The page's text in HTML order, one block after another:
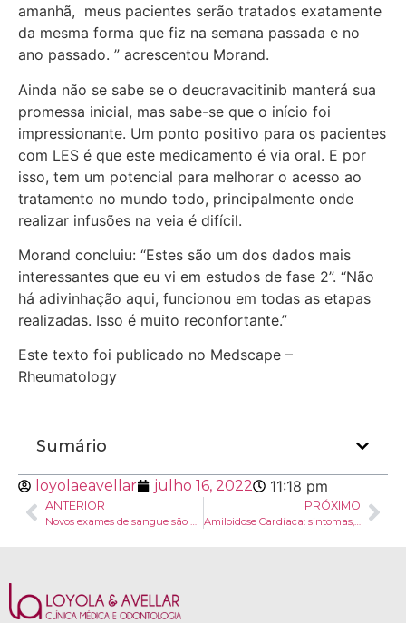
amanhã, meus pacientes serão tratados exatamente
da mesma forma que fiz na semana passada e no
ano passado. ” acrescentou Morand.
Ainda não se sabe se o deucravacitinib manterá sua
promessa inicial, mas sabe-se que o início foi
impressionante. Um ponto positivo para os pacientes
com LES é que este medicamento é via oral. E por
isso, tem um potencial para melhorar o acesso ao
tratamento no mundo todo, principalmente onde
realizar infusões na veia é difícil.
Morand concluiu: “Estes são um dos dados mais
interessantes que eu vi em estudos de fase 2”. “Não
há adivinhação aqui, funcionou em todas as etapas
realizadas. Isso é muito reconfortante.”
Este texto foi publicado no Medscape –
Rheumatology
Sumário
loyolaeavellar julho 16, 2022 11:18 pm
ANTERIOR
Novos exames de sangue são aprovados para lúpus e esclerose sistêmica
PRÓXIMO
Amiloidose Cardíaca: sintomas, diagnóstico e tratamento